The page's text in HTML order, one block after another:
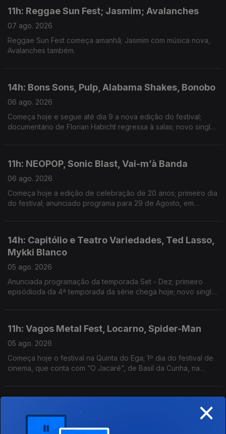
11h: Reggae Sun Fest; Jasmim; Avalanches
07 ago. 2026
Reggae Sun Fest começa amanhã; Jasmim com música nova,
Avalanches também.
14h: Bons Sons, Pulp, Alabama Shakes, Bonobo
06 ago. 2026
Começa hoje e segue até dia 9 a nova edição do festival;
documentário de Florian Habicht regressa à salas; novo single:
11h: NEOPOP, Sonic Blast, Vai-m’à Banda
06 ago. 2026
Começa hoje a edição de celebração de 20 anos; primeiro dia
do festival; anunciado programa para 29 de Agosto, em
14h: Capitólio e Teatro Variedades, Ted Lasso,
Mykki Blanco
05 ago. 2026
Anunciada programação da temporada Set - Dez; primeiro
episódioda da 4ª temporada da série chega hoje; novo single:
11h: Vagos Metal Fest, Locarno, Spider-Man
05 ago. 2026
Começa hoje o festival na Quinta do Ega; 1º dia do festival de
cinema, que conta com “O Jacaré”, de Basil da Cunha, na
14h: Sam Fender & Olivia Dean; Cartografias;
Traça
04 ago. 2026
×